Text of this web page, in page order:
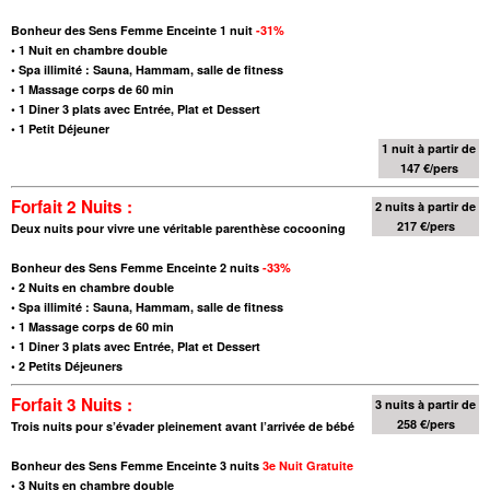
Bonheur des Sens Femme Enceinte 1 nuit -31%
• 1 Nuit en chambre double
• Spa illimité : Sauna, Hammam, salle de fitness
• 1 Massage corps de 60 min
• 1 Diner 3 plats avec Entrée, Plat et Dessert
• 1 Petit Déjeuner
1 nuit à partir de
147 €/pers
Forfait 2 Nuits :
Deux nuits pour vivre une véritable parenthèse cocooning
Bonheur des Sens Femme Enceinte 2 nuits -33%
• 2 Nuits en chambre double
• Spa illimité : Sauna, Hammam, salle de fitness
• 1 Massage corps de 60 min
• 1 Diner 3 plats avec Entrée, Plat et Dessert
• 2 Petits Déjeuners
2 nuits à partir de
217 €/pers
Forfait 3 Nuits :
Trois nuits pour s’évader pleinement avant l’arrivée de bébé
Bonheur des Sens Femme Enceinte 3 nuits 3e Nuit Gratuite
• 3 Nuits en chambre double
3 nuits à partir de
258 €/pers